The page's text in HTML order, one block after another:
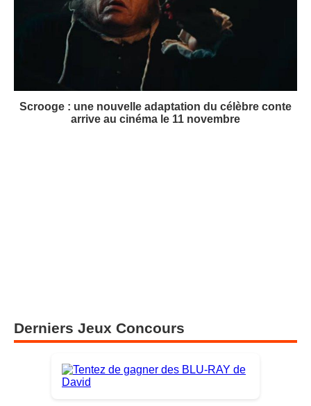
Scrooge : une nouvelle adaptation du célèbre conte
arrive au cinéma le 11 novembre
Derniers Jeux Concours